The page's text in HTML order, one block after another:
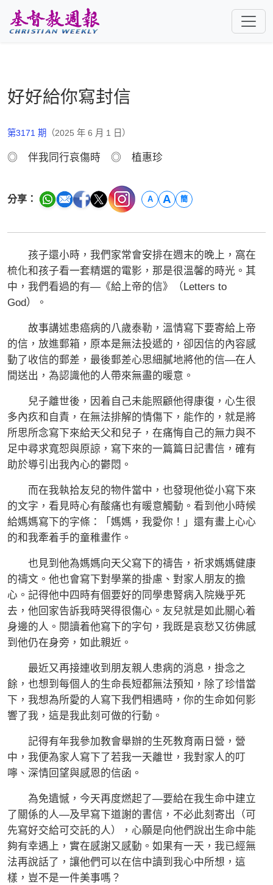
好好給你寫封信
第3171 期 （2025 年 6 月 1 日）
◎ 伴我同行哀傷時 ◎ 植惠珍
分享： A A 簡
孩子還小時，我們家常會安排在週末的晚上，窩在
梳化和孩子看一套精選的電影，那是很溫馨的時光。其
中，我們看過的有—《給上帝的信》（Letters to
God）。
故事講述患癌病的八歲泰勒，溫情寫下要寄給上帝
的信，放進郵箱，原本是無法投遞的，卻因信的內容感
動了收信的郵差，最後郵差心思細膩地將他的信—在人
間送出，為認識他的人帶來無盡的暖意。
兒子離世後，因着自己未能照顧他得康復，心生很
多內疚和自責，在無法排解的情傷下，能作的，就是將
所思所念寫下來給天父和兒子，在痛悔自己的無力與不
足中尋求寬恕與原諒，寫下來的一篇篇日記書信，確有
助於導引出我內心的鬱悶。
而在我執拾友兒的物件當中，也發現他從小寫下來
的文字，看見時心有酸痛也有暖意觸動。看到他小時候
給媽媽寫下的字條：「媽媽，我愛你！」還有畫上心心
的和我牽着手的童稚畫作。
也見到他為媽媽向天父寫下的禱告，祈求媽媽健康
的禱文。他也會寫下對學業的掛慮、對家人朋友的擔
心。記得他中四時有個要好的同學患腎病入院幾乎死
去，他回家告訴我時哭得很傷心。友兒就是如此關心着
身邊的人。閱讀着他寫下的字句，我既是哀愁又彷佛感
到他仍在身旁，如此親近。
最近又再接連收到朋友親人患病的消息，掛念之
餘，也想到每個人的生命長短都無法預知，除了珍惜當
下，我想為所愛的人寫下我們相遇時，你的生命如何影
響了我，這是我此刻可做的行動。
記得有年我參加教會舉辦的生死教育兩日營，營
中，我便為家人寫下了若我一天離世，我對家人的叮
嚀、深情回望與感恩的信函。
為免遺憾，今天再度燃起了—要給在我生命中建立
了關係的人—及早寫下道謝的書信，不必此刻寄出（可
先寫好交給可交託的人），心願是向他們說出生命中能
夠有幸遇上，實在感謝又感動。如果有一天，我已經無
法再說話了，讓他們可以在信中讀到我心中所想，這
樣，豈不是一件美事嗎？